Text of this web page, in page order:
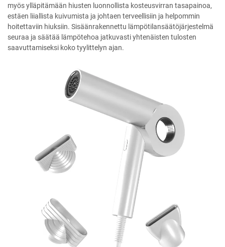
myös ylläpitämään hiusten luonnollista kosteusvirran tasapainoa,
estäen liiallista kuivumista ja johtaen terveellisiin ja helpommin
hoitettaviin hiuksiin. Sisäänrakennettu lämpötilansäätöjärjestelmä
seuraa ja säätää lämpötehoa jatkuvasti yhtenäisten tulosten
saavuttamiseksi koko tyylittelyn ajan.